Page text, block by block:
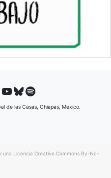
YouTube Bluesky Spotify
de las Casas, Chiapas, Mexico.
una Licencia Creative Commons By-Nc-